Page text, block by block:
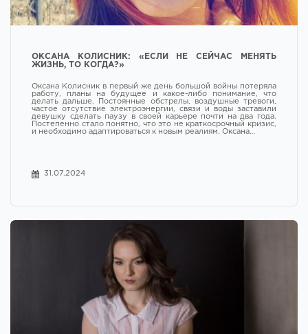
ОКСАНА КОЛИСНИК: «ЕСЛИ НЕ СЕЙЧАС МЕНЯТЬ
ЖИЗНЬ, ТО КОГДА?»
Оксана Колисник в первый же день большой войны потеряла
работу, планы на будущее и какое-либо понимание, что
делать дальше. Постоянные обстрелы, воздушные тревоги,
частое отсутствие электроэнергии, связи и воды заставили
девушку сделать паузу в своей карьере почти на два года.
Постепенно стало понятно, что это не краткосрочный кризис,
и необходимо адаптироваться к новым реалиям. Оксана…
31.07.2024